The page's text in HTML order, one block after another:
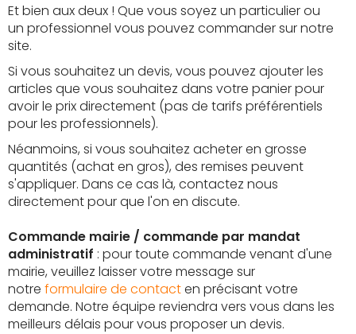
Et bien aux deux ! Que vous soyez un particulier ou
un professionnel vous pouvez commander sur notre
site.
Si vous souhaitez un devis, vous pouvez ajouter les
articles que vous souhaitez dans votre panier pour
avoir le prix directement (pas de tarifs préférentiels
pour les professionnels).
Néanmoins, si vous souhaitez acheter en grosse
quantités (achat en gros), des remises peuvent
s'appliquer. Dans ce cas là, contactez nous
directement pour que l'on en discute.
Commande mairie / commande par mandat
administratif : pour toute commande venant d'une
mairie, veuillez laisser votre message sur
notre formulaire de contacten précisant votre
demande. Notre équipe reviendra vers vous dans les
meilleurs délais pour vous proposer un devis.